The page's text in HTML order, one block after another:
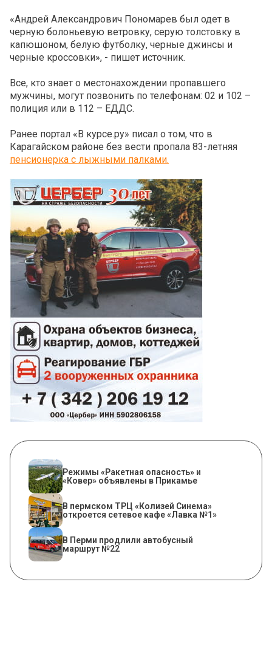
«Андрей Александрович Пономарев был одет в
черную болоньевую ветровку, серую толстовку в
капюшоном, белую футболку, черные джинсы и
черные кроссовки», - пишет источник.
Все, кто знает о местонахождении пропавшего
мужчины, могут позвонить по телефонам: 02 и 102 –
полиция или в 112 – ЕДДС.
Ранее портал «В курсе.ру» писал о том, что в
Карагайском районе без вести пропала 83-летняя
пенсионерка с лыжными палками.
Режимы «Ракетная опасность» и
«Ковер» объявлены в Прикамье
​В пермском ТРЦ «Колизей Синема»
откроется сетевое кафе «Лавка №1»
В Перми продлили автобусный
маршрут №22